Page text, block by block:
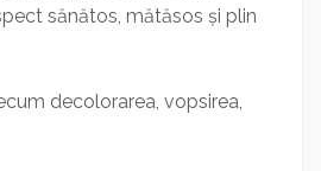
sănătos, mătăsos și plin
decolorarea, vopsirea,